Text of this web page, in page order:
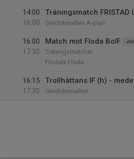
14:00
16:00
Träningsmatch FRISTAD
Gerdskavallen A-plan
16:00
17:30
Match mot Floda BoIF
Träningsmatcher
Flodala Floda
16:15
17:30
Trollhättans IF (h) -
Gerdskenvallen